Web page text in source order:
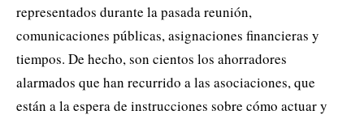
representados durante la pasada reunión,
comunicaciones públicas, asignaciones financieras y
tiempos. De hecho, son cientos los ahorradores
alarmados que han recurrido a las asociaciones, que
están a la espera de instrucciones sobre cómo actuar y